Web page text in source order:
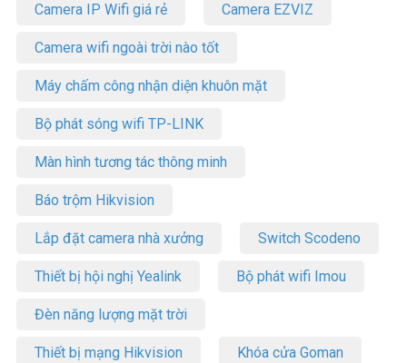
Camera IP Wifi giá rẻ Camera EZVIZ
Camera wifi ngoài trời nào tốt
Máy chấm công nhận diện khuôn mặt
Bộ phát sóng wifi TP-LINK
Màn hình tương tác thông minh
Báo trộm Hikvision
Lắp đặt camera nhà xưởng Switch Scodeno
Thiết bị hội nghị Yealink Bộ phát wifi Imou
Đèn năng lượng mặt trời
Thiết bị mạng Hikvision Khóa cửa Goman